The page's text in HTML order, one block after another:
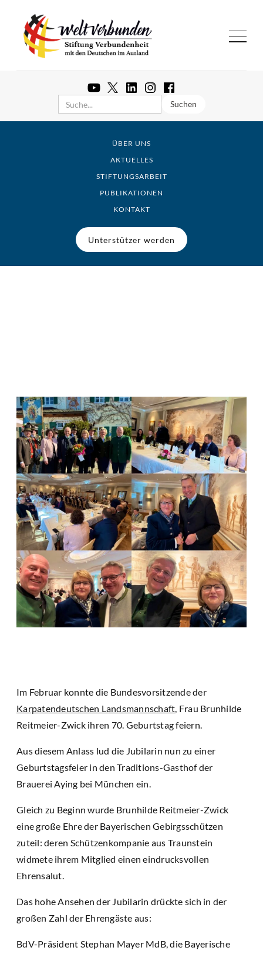
ÜBER UNS
AKTUELLES
STIFTUNGSARBEIT
PUBLIKATIONEN
KONTAKT
Unterstützer werden
Im Februar konnte die Bundesvorsitzende der
Karpatendeutschen Landsmannschaft, Frau Brunhilde
Reitmeier-Zwick ihren 70. Geburtstag feiern.
Aus diesem Anlass lud die Jubilarin nun zu einer
Geburtstagsfeier in den Traditions-Gasthof der
Brauerei Aying bei München ein.
Gleich zu Beginn wurde Brunhilde Reitmeier-Zwick
eine große Ehre der Bayerischen Gebirgsschützen
zuteil: deren Schützenkompanie aus Traunstein
widmete ihrem Mitglied einen eindrucksvollen
Ehrensalut.
Das hohe Ansehen der Jubilarin drückte sich in der
großen Zahl der Ehrengäste aus:
BdV-Präsident Stephan Mayer MdB, die Bayerische